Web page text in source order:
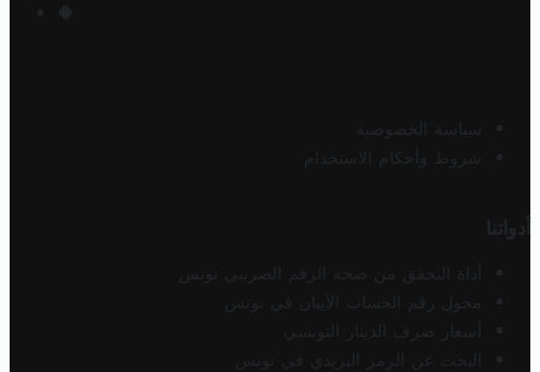
سياسة الخصوصية
شروط وأحكام الاستخدام
أدواتنا
أداة التحقق من صحة الرقم الضريبي تونس
محول رقم الحساب الآيبان في تونس
أسعار صرف الدينار التونسي
البحث عن الرمز البريدي في تونس